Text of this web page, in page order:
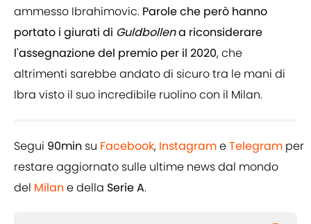
ammesso Ibrahimovic. Parole che però hanno
portato i giurati di Guldbollena riconsiderare
l'assegnazione del premio per il 2020, che
altrimenti sarebbe andato di sicuro tra le mani di
Ibra visto il suo incredibile ruolino con il Milan.
Segui 90min su Facebook, InstagrameTelegram per
restare aggiornato sulle ultime news dal mondo
del Milan e della Serie A.